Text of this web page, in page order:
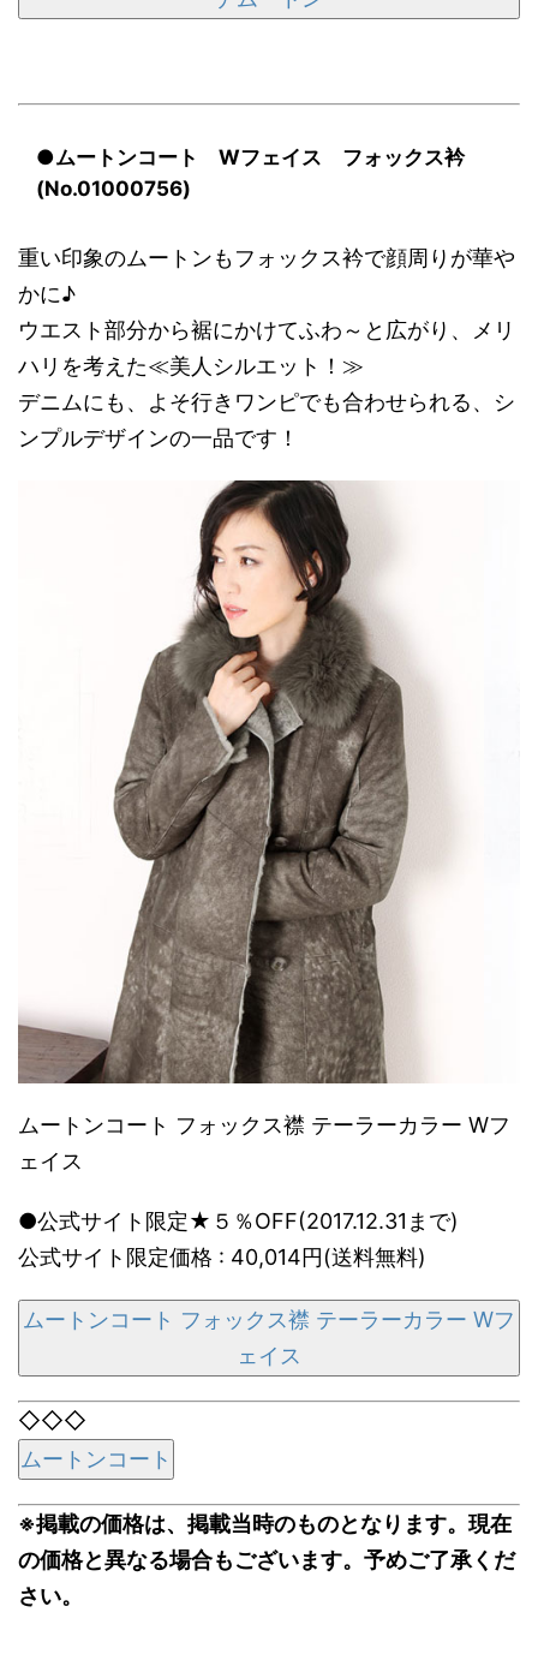
●ムートンコート Wフェイス フォックス衿
(No.01000756)
重い印象のムートンもフォックス衿で顔周りが華や
かに♪
ウエスト部分から裾にかけてふわ～と広がり、メリ
ハリを考えた≪美人シルエット！≫
デニムにも、よそ行きワンピでも合わせられる、シ
ンプルデザインの一品です！
ムートンコート フォックス襟 テーラーカラー Wフ
ェイス
●公式サイト限定★５％OFF(2017.12.31まで)
公式サイト限定価格 : 40,014円(送料無料)
ムートンコート フォックス襟 テーラーカラー Wフ
ェイス
◇◇◇
ムートンコート
※掲載の価格は、掲載当時のものとなります。現在
の価格と異なる場合もございます。予めご了承くだ
さい。